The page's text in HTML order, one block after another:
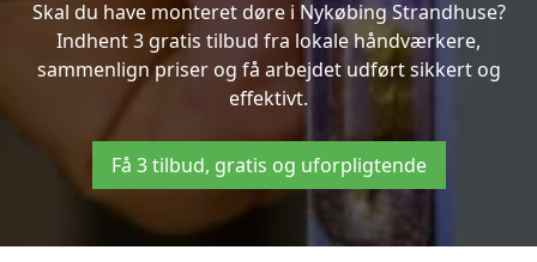
Skal du have monteret døre i Nykøbing Strandhuse?
Indhent 3 gratis tilbud fra lokale håndværkere,
sammenlign priser og få arbejdet udført sikkert og
effektivt.
Få 3 tilbud, gratis og uforpligtende